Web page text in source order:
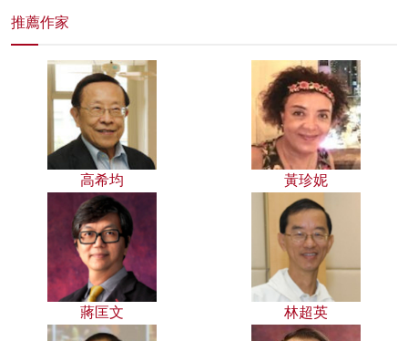
推薦作家
高希均 黃珍妮
蔣匡文 林超英